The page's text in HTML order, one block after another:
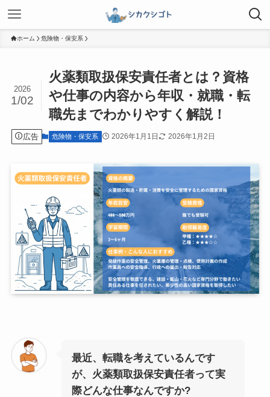
ホーム 危険物・保安系
火薬類取扱保安責任者とは？資格
や仕事の内容から年収・就職・転
職先までわかりやすく解説！
2026
1/02
広告 危険物・保安系 2026年1月1日 2026年1月2日
最近、転職を考えているんです
が、火薬類取扱保安責任者って実
際どんな仕事なんですか?